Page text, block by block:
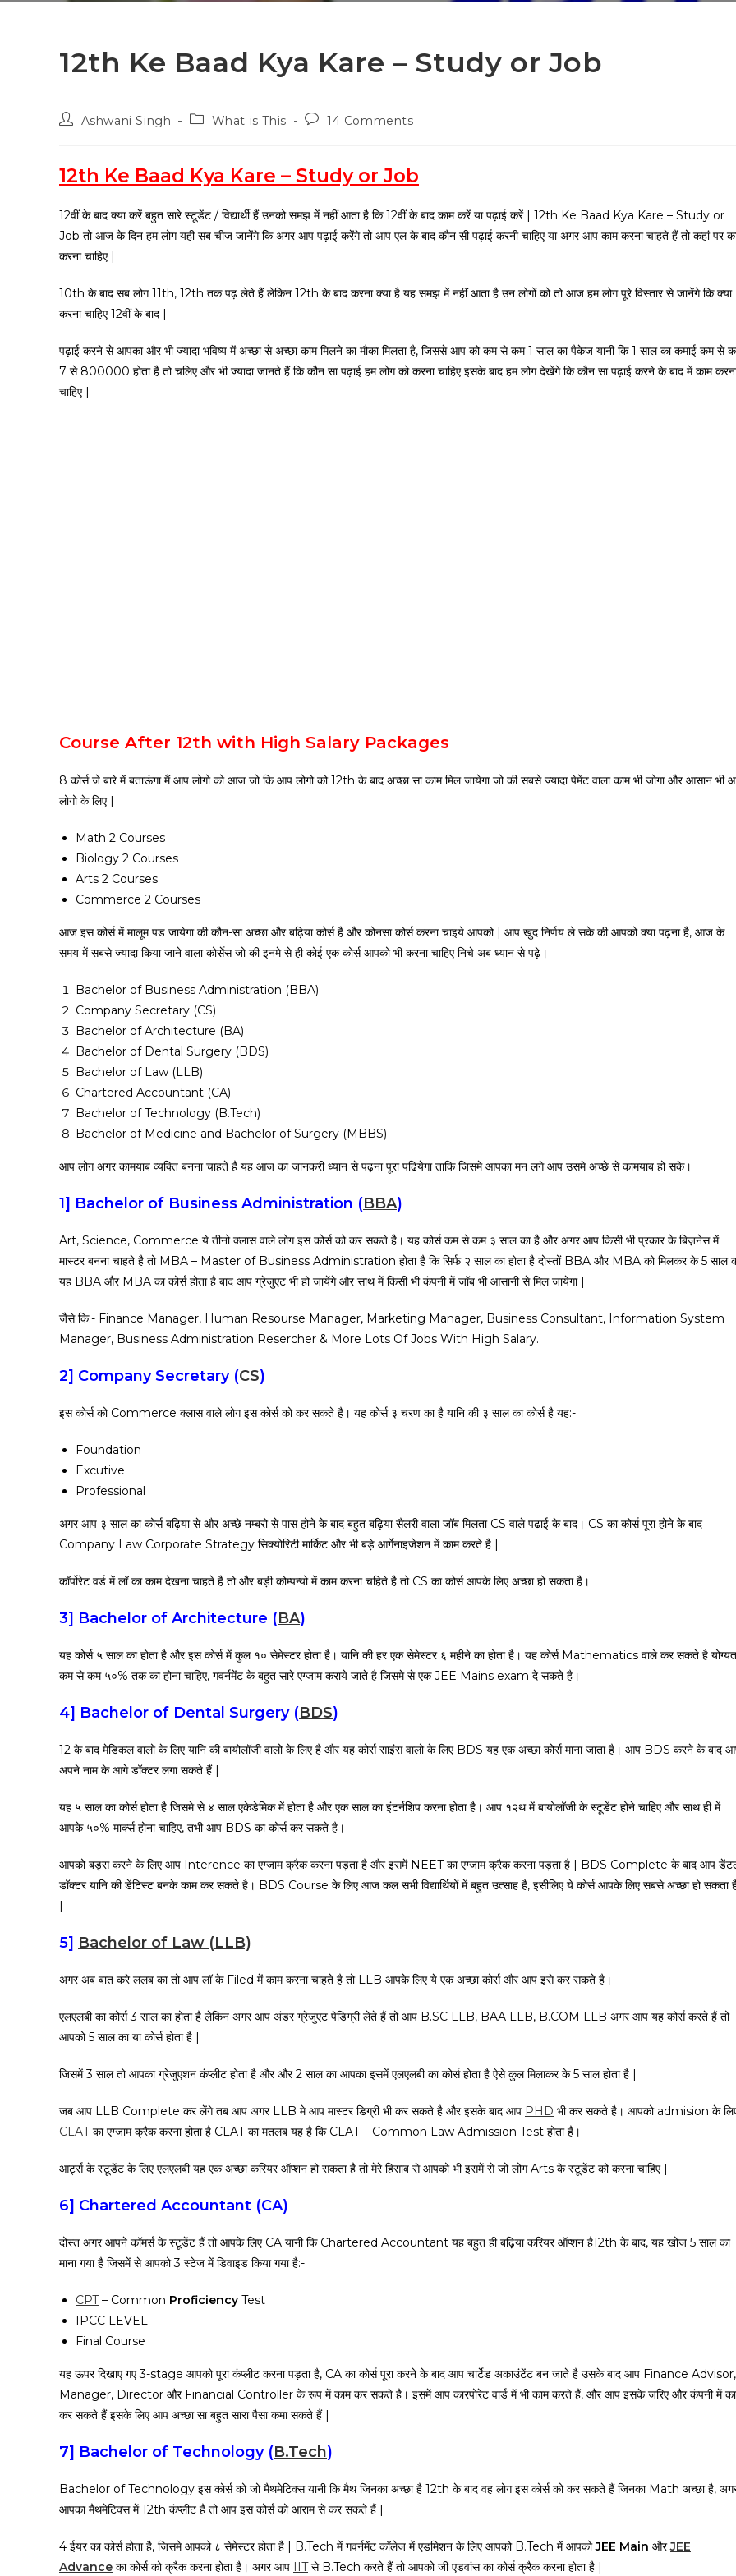
12th Ke Baad Kya Kare – Study or Job
Ashwani Singh What is This 14 Comments
12th Ke Baad Kya Kare – Study or Job
12वीं के बाद क्या करें बहुत सारे स्टूडेंट / विद्यार्थी हैं उनको समझ में नहीं आता है कि 12वीं के बाद काम करें या पढ़ाई करें | 12th Ke Baad Kya Kare – Study or
Job तो आज के दिन हम लोग यही सब चीज जानेंगे कि अगर आप पढ़ाई करेंगे तो आप एल के बाद कौन सी पढ़ाई करनी चाहिए या अगर आप काम करना चाहते हैं तो कहां पर
करना चाहिए |
10th के बाद सब लोग 11th, 12th तक पढ़ लेते हैं लेकिन 12th के बाद करना क्या है यह समझ में नहीं आता है उन लोगों को तो आज हम लोग पूरे विस्तार से जानेंगे कि क्या
करना चाहिए 12वीं के बाद |
पढ़ाई करने से आपका और भी ज्यादा भविष्य में अच्छा से अच्छा काम मिलने का मौका मिलता है, जिससे आप को कम से कम 1 साल का पैकेज यानी कि 1 साल का कमाई कम से
7 से ₹800000 होता है तो चलिए और भी ज्यादा जानते हैं कि कौन सा पढ़ाई हम लोग को करना चाहिए इसके बाद हम लोग देखेंगे कि कौन सा पढ़ाई करने के बाद में काम
चाहिए |
Course After 12th with High Salary Packages
8 कोर्स जे बारे में बताऊंगा मैं आप लोगो को आज जो कि आप लोगो को 12th के बाद अच्छा सा काम मिल जायेगा जो की सबसे ज्यादा पेमेंट वाला काम भी जोगा और आसान भी
लोगो के लिए |
Math 2 Courses
Biology 2 Courses
Arts 2 Courses
Commerce 2 Courses
आज इस कोर्स में मालूम पड जायेगा की कौन-सा अच्छा और बढ़िया कोर्स है और कोनसा कोर्स करना चाइये आपको | आप खुद निर्णय ले सके की आपको क्या पढ़ना है, आज के
समय में सबसे ज्यादा किया जाने वाला कोर्सेस जो की इनमे से ही कोई एक कोर्स आपको भी करना चाहिए निचे अब ध्यान से पढ़े।
Bachelor of Business Administration (BBA)
Company Secretary (CS)
Bachelor of Architecture (BA)
Bachelor of Dental Surgery (BDS)
Bachelor of Law (LLB)
Chartered Accountant (CA)
Bachelor of Technology (B.Tech)
Bachelor of Medicine and Bachelor of Surgery (MBBS)
आप लोग अगर कामयाब व्यक्ति बनना चाहते है यह आज का जानकरी ध्यान से पढ़ना पूरा पढियेगा ताकि जिसमे आपका मन लगे आप उसमे अच्छे से कामयाब हो सके।
1] Bachelor of Business Administration (BBA)
Art, Science, Commerce ये तीनो क्लास वाले लोग इस कोर्स को कर सकते है। यह कोर्स कम से कम ३ साल का है और अगर आप किसी भी प्रकार के बिज़नेस में
मास्टर बनना चाहते है तो MBA – Master of Business Administration होता है कि सिर्फ २ साल का होता है दोस्तों BBA और MBA को मिलकर के 5 साल
यह BBA और MBA का कोर्स होता है बाद आप ग्रेजुएट भी हो जायेंगे और साथ में किसी भी कंपनी में जॉब भी आसानी से मिल जायेगा |
जैसे कि:- Finance Manager, Human Resourse Manager, Marketing Manager, Business Consultant, Information System
Manager, Business Administration Resercher & More Lots Of Jobs With High Salary.
2] Company Secretary (CS)
इस कोर्स को Commerce क्लास वाले लोग इस कोर्स को कर सकते है। यह कोर्स ३ चरण का है यानि की ३ साल का कोर्स है यह:-
Foundation
Excutive
Professional
अगर आप ३ साल का कोर्स बढ़िया से और अच्छे नम्बरो से पास होने के बाद बहुत बढ़िया सैलरी वाला जॉब मिलता CS वाले पढाई के बाद। CS का कोर्स पूरा होने के बाद
Company Law Corporate Strategy सिक्योरिटी मार्किट और भी बड़े आर्गेनाइजेशन में काम करते है |
कॉर्पोरेट वर्ड में लॉ का काम देखना चाहते है तो और बड़ी कोम्पन्यो में काम करना चहिते है तो CS का कोर्स आपके लिए अच्छा हो सकता है।
3] Bachelor of Architecture (BA)
यह कोर्स ५ साल का होता है और इस कोर्स में कुल १० सेमेस्टर होता है। यानि की हर एक सेमेस्टर ६ महीने का होता है। यह कोर्स Mathematics वाले कर सकते है
कम से कम ५०% तक का होना चाहिए, गवर्नमेंट के बहुत सारे एग्जाम कराये जाते है जिसमे से एक JEE Mains exam दे सकते है।
4] Bachelor of Dental Surgery (BDS)
12 के बाद मेडिकल वालो के लिए यानि की बायोलॉजी वालो के लिए है और यह कोर्स साइंस वालो के लिए BDS यह एक अच्छा कोर्स माना जाता है। आप BDS करने के बाद
अपने नाम के आगे डॉक्टर लगा सकते हैं |
यह ५ साल का कोर्स होता है जिसमे से ४ साल एकेडेमिक में होता है और एक साल का इंटर्नशिप करना होता है। आप १२थ में बायोलॉजी के स्टूडेंट होने चाहिए और साथ ही में
आपके ५०% मार्क्स होना चाहिए, तभी आप BDS का कोर्स कर सकते है।
आपको बड्स करने के लिए आप Interence का एग्जाम क्रैक करना पड़ता है और इसमें NEET का एग्जाम क्रैक करना पड़ता है | BDS Complete के बाद आप
डॉक्टर यानि की डेंटिस्ट बनके काम कर सकते है। BDS Course के लिए आज कल सभी विद्यार्थियों में बहुत उत्साह है, इसीलिए ये कोर्स आपके लिए सबसे अच्छा हो सकता
|
5] Bachelor of Law (LLB)
अगर अब बात करे ललब का तो आप लॉ के Filed में काम करना चाहते है तो LLB आपके लिए ये एक अच्छा कोर्स और आप इसे कर सकते है।
एलएलबी का कोर्स 3 साल का होता है लेकिन अगर आप अंडर ग्रेजुएट पेडिग्री लेते हैं तो आप B.SC LLB, BAA LLB, B.COM LLB अगर आप यह कोर्स करते हैं तो
आपको 5 साल का या कोर्स होता है |
जिसमें 3 साल तो आपका ग्रेजुएशन कंप्लीट होता है और और 2 साल का आपका इसमें एलएलबी का कोर्स होता है ऐसे कुल मिलाकर के 5 साल होता है |
जब आप LLB Complete कर लेंगे तब आप अगर LLB मे आप मास्टर डिग्री भी कर सकते है और इसके बाद आप PHD भी कर सकते है। आपको admision के
CLATका एग्जाम क्रैक करना होता है CLAT का मतलब यह है कि CLAT – Common Law Admission Test होता है।
आर्ट्स के स्टूडेंट के लिए एलएलबी यह एक अच्छा करियर ऑप्शन हो सकता है तो मेरे हिसाब से आपको भी इसमें से जो लोग Arts के स्टूडेंट को करना चाहिए |
6] Chartered Accountant (CA)
दोस्त अगर आपने कॉमर्स के स्टूडेंट हैं तो आपके लिए CA यानी कि Chartered Accountant यह बहुत ही बढ़िया करियर ऑप्शन है12th के बाद, यह खोज 5 साल का
माना गया है जिसमें से आपको 3 स्टेज में डिवाइड किया गया है:-
CPT– Common Proficiency Test
IPCC LEVEL
Final Course
यह ऊपर दिखाए गए 3-stage आपको पूरा कंप्लीट करना पड़ता है, CA का कोर्स पूरा करने के बाद आप चार्टेड अकाउंटेंट बन जाते है उसके बाद आप Finance Advisor,
Manager, Director और Financial Controller के रूप में काम कर सकते है। इसमें आप कारपोरेट वार्ड में भी काम करते हैं, और आप इसके जरिए और कंपनी में
कर सकते हैं इसके लिए आप अच्छा सा बहुत सारा पैसा कमा सकते हैं |
7] Bachelor of Technology (B.Tech)
Bachelor of Technology इस कोर्स को जो मैथमेटिक्स यानी कि मैथ जिनका अच्छा है 12th के बाद वह लोग इस कोर्स को कर सकते हैं जिनका Math अच्छा है,
आपका मैथमेटिक्स में 12th कंप्लीट है तो आप इस कोर्स को आराम से कर सकते हैं |
4 ईयर का कोर्स होता है, जिसमे आपको ८ सेमेस्टर होता है | B.Tech में गवर्नमेंट कॉलेज में एडमिशन के लिए आपको B.Tech में आपकोJEE Main औरJEE
Advance का कोर्स को क्रैक करना होता है। अगर आप IITसे B.Tech करते हैं तो आपको जी एडवांस का कोर्स क्रैक करना होता है |